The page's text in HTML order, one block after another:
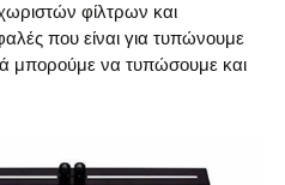
φίλτρων και
που είναι για τυπώνουμε
μπορούμε να τυπώσουμε και